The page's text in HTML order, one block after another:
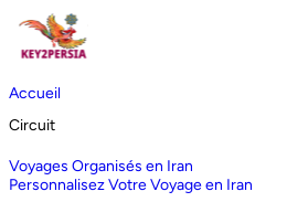
Accueil
Circuit
Voyages Organisés en Iran
Personnalisez Votre Voyage en Iran